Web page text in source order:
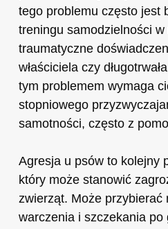
tego problemu często jest
treningu samodzielności w
traumatyczne
właściciela czy
tym problemem wymaga
stopniowego
samotności, często z
Agresja u psów to kolejny
który może stanowić
zwierząt. Może przybierać
warczenia i szczekania